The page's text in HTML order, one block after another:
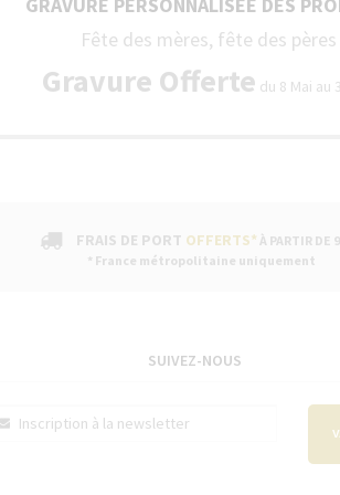
Fête des mères, fête des pères
Gravure Offerte du 8 Mai au
FRAIS DE PORT OFFERTS* À PARTIR DE
* France métropolitaine uniquement
SUIVEZ-NOUS